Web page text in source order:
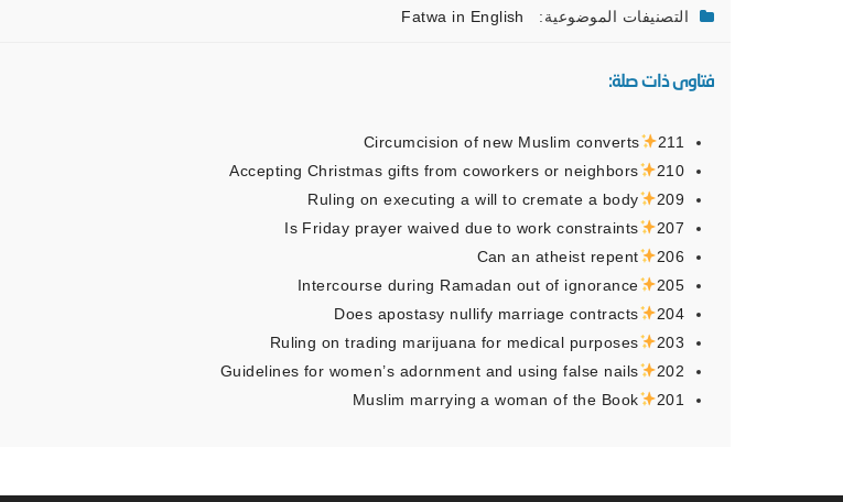
التصنيفات الموضوعية: Fatwa in English
فتاوى ذات صلة:
211
Circumcision of new Muslim converts
210
Accepting Christmas gifts from coworkers or neighbors
209
Ruling on executing a will to cremate a body
207
Is Friday prayer waived due to work constraints
206
Can an atheist repent
205
Intercourse during Ramadan out of ignorance
204
Does apostasy nullify marriage contracts
203
Ruling on trading marijuana for medical purposes
202
Guidelines for women’s adornment and using false nails
201
Muslim marrying a woman of the Book